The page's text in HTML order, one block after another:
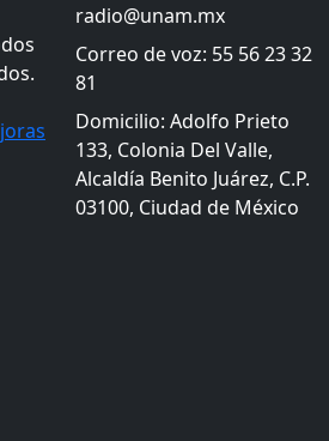
radio@unam.mx
Correo de voz: 55 56 23 32
81
Domicilio: Adolfo Prieto
133, Colonia Del Valle,
Alcaldía Benito Juárez, C.P.
03100, Ciudad de México